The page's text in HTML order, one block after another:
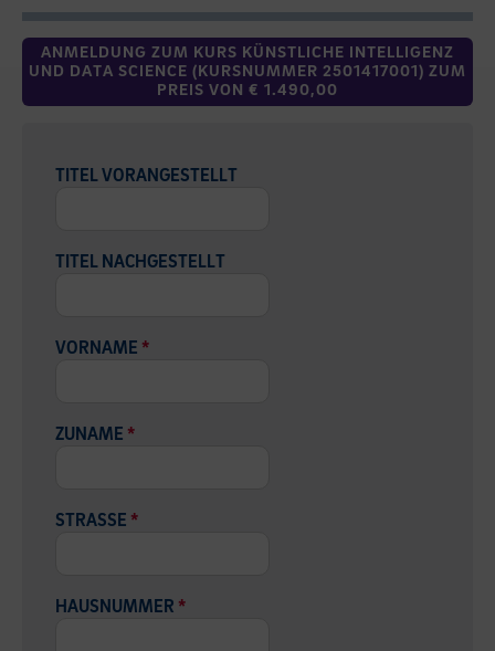
ANMELDUNG ZUM KURS KÜNSTLICHE INTELLIGENZ
UND DATA SCIENCE (KURSNUMMER 2501417001) ZUM
PREIS VON € 1.490,00
TITEL VORANGESTELLT
TITEL NACHGESTELLT
VORNAME *
ZUNAME *
STRASSE *
HAUSNUMMER *